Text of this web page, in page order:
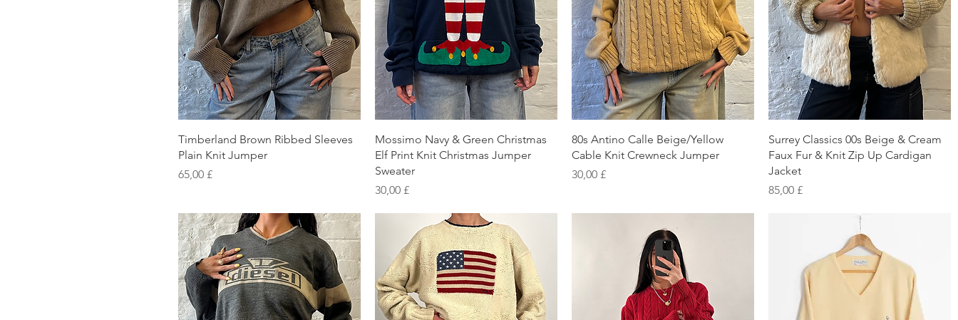
Schnellansicht
Timberland Brown Ribbed Sleeves
Plain Knit Jumper
Preis
65,00 £
Schnellansicht
Mossimo Navy & Green Christmas
Elf Print Knit Christmas Jumper
Sweater
Preis
30,00 £
Schnellansicht
80s Antino Calle Beige/Yellow
Cable Knit Crewneck Jumper
Preis
30,00 £
Schnellansicht
Surrey Classics 00s Beige & Cream
Faux Fur & Knit Zip Up Cardigan
Jacket
Preis
85,00 £